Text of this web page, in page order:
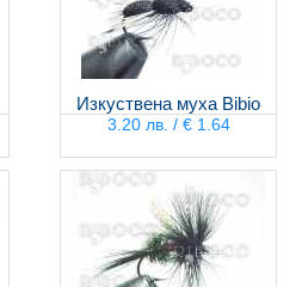
Изкуствена муха Bibio
3.20 лв. / € 1.64